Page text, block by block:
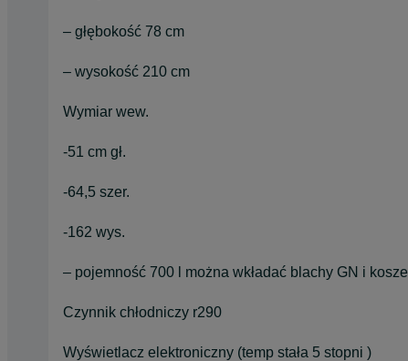
– głębokość 78 cm
– wysokość 210 cm
Wymiar wew.
-51 cm gł.
-64,5 szer.
-162 wys.
– pojemność 700 l można wkładać blachy GN i kosze
Czynnik chłodniczy r290
Wyświetlacz elektroniczny (temp stała 5 stopni )